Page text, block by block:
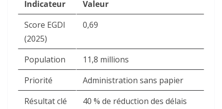
Indicateur
Valeur
Score EGDI
(2025)
0,69
Population
11,8 millions
Priorité
Administration sans papier
Résultat clé
40 % de réduction des délais